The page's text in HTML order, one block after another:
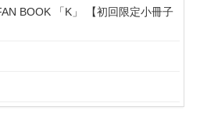
BOOK 「K」 【初回限定小冊子